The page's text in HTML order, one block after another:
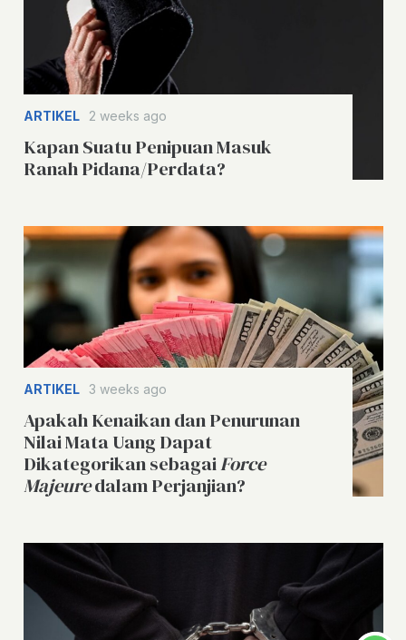
ARTIKEL 2 weeks ago
Kapan Suatu Penipuan Masuk
Ranah Pidana/Perdata?
ARTIKEL 3 weeks ago
Apakah Kenaikan dan Penurunan
Nilai Mata Uang Dapat
Dikategorikan sebagaiForce
Majeuredalam Perjanjian?